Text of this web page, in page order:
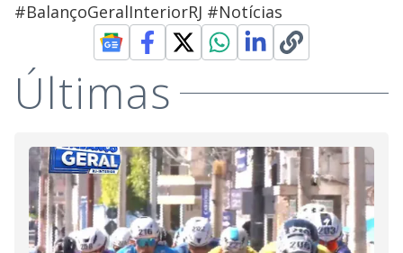
#BalançoGeralInteriorRJ #Notícias
Últimas